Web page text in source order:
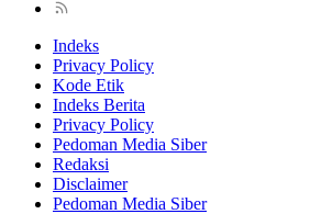
Indeks
Privacy Policy
Kode Etik
Indeks Berita
Privacy Policy
Pedoman Media Siber
Redaksi
Disclaimer
Pedoman Media Siber